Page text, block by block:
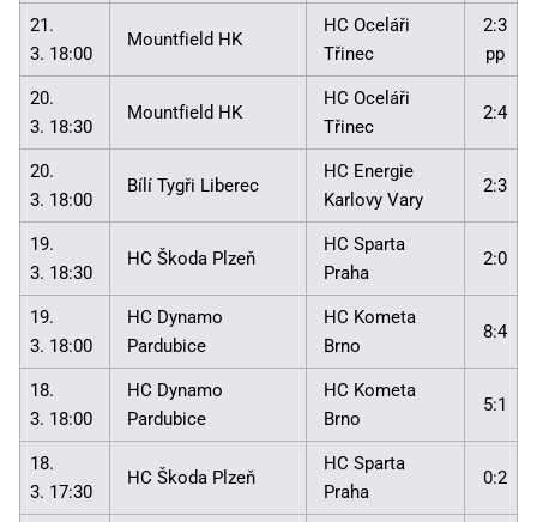
21.
3. 18:00
Mountfield HK
HC Oceláři
Třinec
2:3
pp
20.
3. 18:30
Mountfield HK
HC Oceláři
Třinec
2:4
20.
3. 18:00
Bílí Tygři Liberec
HC Energie
Karlovy Vary
2:3
19.
3. 18:30
HC Škoda Plzeň
HC Sparta
Praha
2:0
19.
3. 18:00
HC Dynamo
Pardubice
HC Kometa
Brno
8:4
18.
3. 18:00
HC Dynamo
Pardubice
HC Kometa
Brno
5:1
18.
3. 17:30
HC Škoda Plzeň
HC Sparta
Praha
0:2